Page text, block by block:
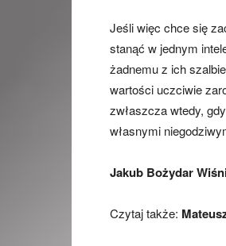
Jeśli więc chce się
stanąć w jednym
żadnemu z ich
wartości uczciwie
zwłaszcza wtedy,
własnymi
Jakub Bożydar
Czytaj także: